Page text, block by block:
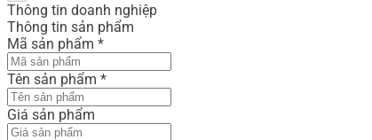
Thông tin doanh nghiệp
Thông tin sản phẩm
Mã sản phẩm *
Tên sản phẩm *
Giá sản phẩm